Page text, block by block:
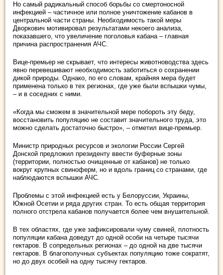
Но самый радикальный способ борьбы со смертоносной
инфекцией – частичное или полное уничтожение кабанов в
центральной части страны. Необходимость такой меры
Дворкович мотивировал результатами некоего анализа,
показавшего, что увеличение поголовья кабана – главная
причина распространения АЧС.
Вице-премьер не скрывает, что интересы животноводства здесь
явно перевешивают необходимость заботиться о сохранении
дикой природы. Однако, по его словам, крайняя мера будет
применена только в тех регионах, где уже были вспышки чумы,
– и в соседних с ними.
«Когда мы сможем в значительной мере побороть эту беду,
восстановить популяцию не составит значительного труда, это
можно сделать достаточно быстро», – отметил вице-премьер.
Министр природных ресурсов и экологии России Сергей
Донской предложил президенту ввести буферные зоны
(территории, полностью очищенные от кабанов) не только
вокруг крупных свиноферм, но и вдоль границ со странами, где
наблюдаются вспышки АЧС.
Проблемы с этой инфекцией есть у Белоруссии, Украины,
Южной Осетии и ряда других стран. То есть общая территория
полного отстрела кабанов получается более чем внушительной.
В тех областях, где уже зафиксировали чуму свиней, плотность
популяции кабана доведут до одной особи на четыре тысячи
гектаров. В сопредельных регионах – до одной на две тысячи
гектаров. В благополучных субъектах популяцию тоже сократят,
но до двух особей на одну тысячу гектаров.